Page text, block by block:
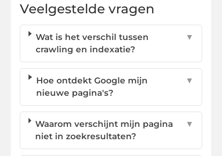
Veelgestelde vragen
Wat is het verschil tussen
crawling en indexatie?
▼
Hoe ontdekt Google mijn
nieuwe pagina's?
▼
Waarom verschijnt mijn pagina
niet in zoekresultaten?
▼